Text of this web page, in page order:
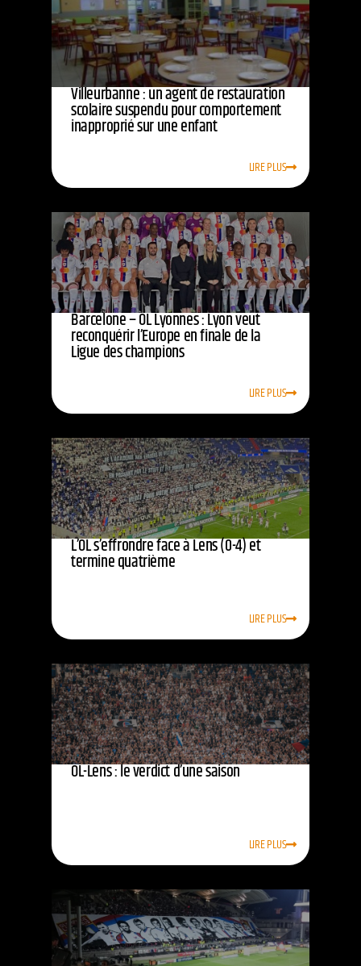
Villeurbanne : un agent de restauration
scolaire suspendu pour comportement
inapproprié sur une enfant
LIRE PLUS
Barcelone – OL Lyonnes : Lyon veut
reconquérir l’Europe en finale de la
Ligue des champions
LIRE PLUS
L’OL s’effrondre face à Lens (0-4) et
termine quatrième
LIRE PLUS
OL-Lens : le verdict d’une saison
LIRE PLUS